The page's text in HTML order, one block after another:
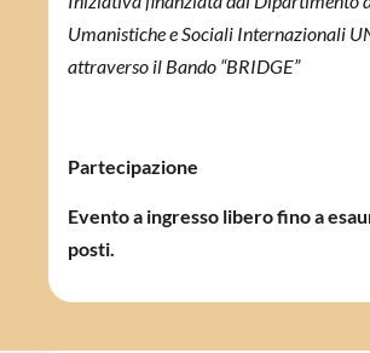
Umanistiche e Sociali Internazionali
attraverso il Bando “BRIDGE”
Partecipazione
Evento a ingresso libero fino a
posti.